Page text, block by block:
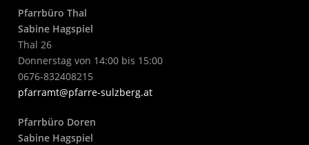
Pfarrbüro Thal
Sabine Hagspiel
Thal 26
Donnerstag von 14:00 bis 15:00
0676-832408215
pfarramt@pfarre-sulzberg.at
Pfarrbüro Doren
Sabine Hagspiel